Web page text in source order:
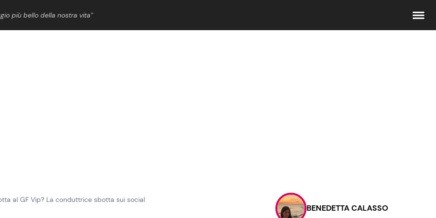
più bello della nostra vita”
Contattaci
Pubblicità
al GF Vip? La conduttrice sbotta sui social
BENEDETTA CALASSO